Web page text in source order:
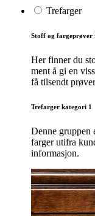
Trefarger
Stoff og fargeprøver
Her finner du
ment å gi en
få tilsendt
Trefarger kategori 1
Denne gruppen
farger utifra
informasjon.